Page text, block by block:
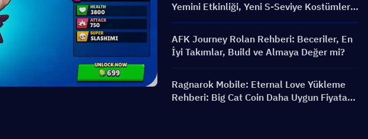
Yemini Etkinliği, Yeni S-Seviye Kostümler
ve Ödül Rehberi
AFK Journey Rolan Rehberi: Beceriler, En
İyi Takımlar, Build ve Almaya Değer mi?
Ragnarok Mobile: Eternal Love Yükleme
Rehberi: Big Cat Coin Daha Uygun Fiyata